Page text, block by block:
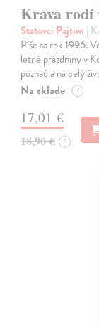
Krava rodí
Statovci Pajtim |
Píše sa rok 1996.
letné prázdniny v
poznačia na celý
Na sklade ?
17,01 €
18,90 € ?